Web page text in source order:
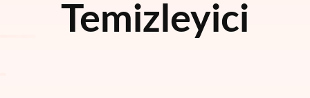
Temizleyici